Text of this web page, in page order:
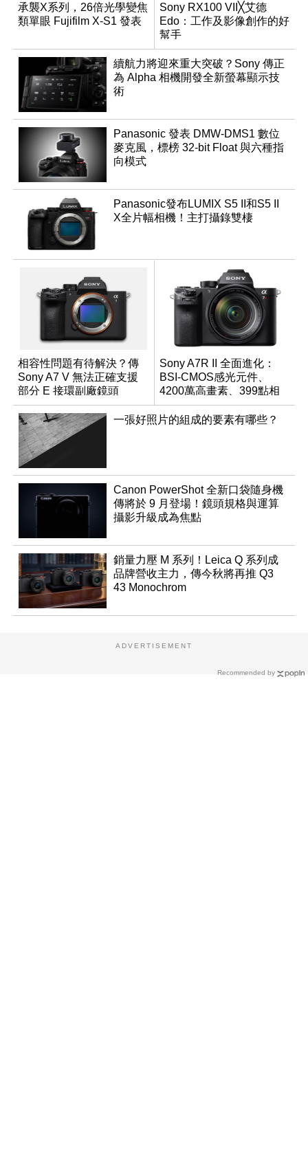
承襲X系列，26倍光學變焦
類單眼 Fujifilm X-S1 發表
Sony RX100 VII╳艾德
Edo：工作及影像創作的好
幫手
續航力將迎來重大突破？Sony 傳正
為 Alpha 相機開發全新螢幕顯示技
術
Panasonic 發表 DMW-DMS1 數位
麥克風，標榜 32-bit Float 與六種指
向模式
Panasonic發布LUMIX S5 II和S5 II
X全片幅相機！主打攝錄雙棲
相容性問題有待解決？傳
Sony A7 V 無法正確支援
部分 E 接環副廠鏡頭
Sony A7R II 全面進化：
BSI-CMOS感光元件、
4200萬高畫素、399點相
位對焦、內建4K錄影
一張好照片的組成的要素有哪些？
Canon PowerShot 全新口袋隨身機
傳將於 9 月登場！鏡頭規格與運算
攝影升級成為焦點
銷量力壓 M 系列！Leica Q 系列成
品牌營收主力，傳今秋將再推 Q3
43 Monochrom
Recommended by
ADVERTISEMENT